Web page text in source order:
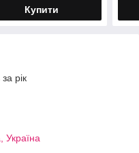
Купити
рік
Україна